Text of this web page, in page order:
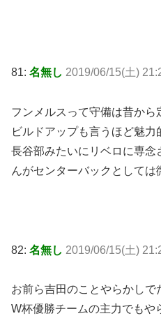
81: 名無し 2019/06/15(土)
フンメルスって守備は昔から
ビルドアップも言うほど魅力
長谷部みたいにリベロに専
んがセンターバックとしては
82: 名無し 2019/06/15(土)
お前ら吉田のことやらかしで
W杯優勝チームの主力でもや